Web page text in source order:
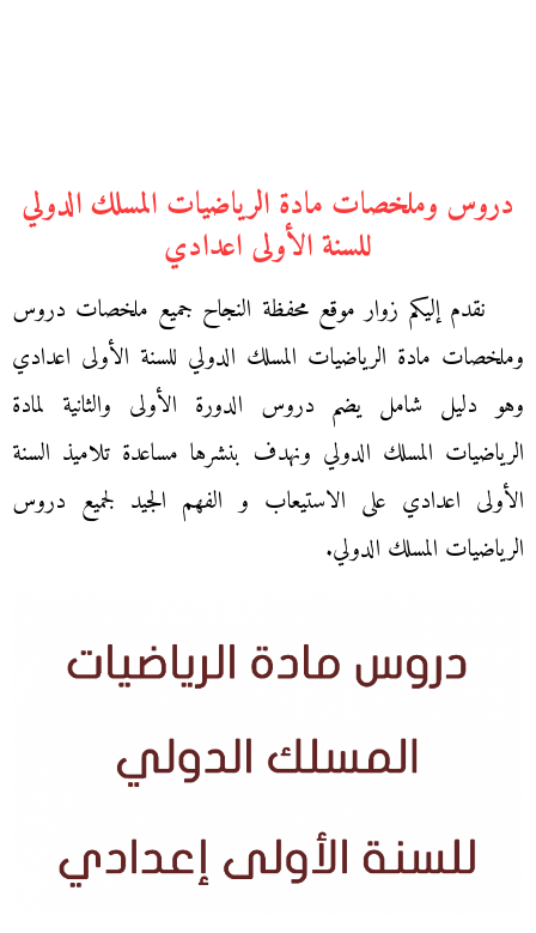
دروس وملخصات مادة الرياضيات المسلك الدولي
للسنة الأولى اعدادي
نقدم إليكم زوار موقع محفظة النجاح جميع ملخصات دروس
وملخصات مادة الرياضيات المسلك الدولي للسنة الأولى اعدادي
وهو دليل شامل يضم دروس الدورة الأولى والثانية لمادة
الرياضيات المسلك الدولي ونهدف بنشرها مساعدة تلاميذ السنة
الأولى اعدادي على الاستيعاب و الفهم الجيد لجميع دروس
الرياضيات المسلك الدولي.